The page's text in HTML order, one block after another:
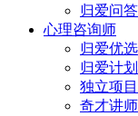
归爱问答
心理咨询师
归爱优
归爱计
独立项
奇才讲师